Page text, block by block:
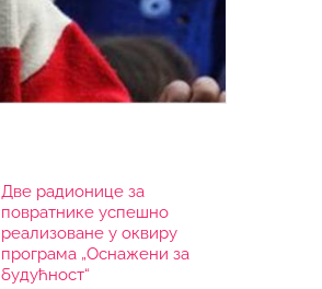
Две радионице за
повратнике успешно
реализоване у оквиру
програма „Оснажени за
будућност“